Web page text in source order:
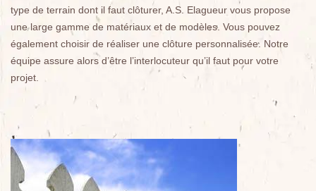
type de terrain dont il faut clôturer, A.S. Elagueur vous propose
une large gamme de matériaux et de modèles. Vous pouvez
également choisir de réaliser une clôture personnalisée. Notre
équipe assure alors d’être l’interlocuteur qu’il faut pour votre
projet.